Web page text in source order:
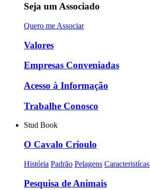
Seja um Associado
Quero me Associar
Valores
Empresas Conveniadas
Acesso à Informação
Trabalhe Conosco
Stud Book
O Cavalo Crioulo
História Padrão Pelagens Caracteristícas
Pesquisa de Animais